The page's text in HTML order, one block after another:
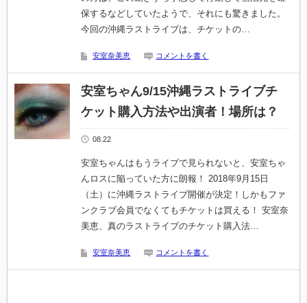
保するなどしていたようで、それにも驚きました。
今回の沖縄ラストライブは、チケットの…
安室奈美恵 コメントを書く
安室ちゃん9/15沖縄ラストライブチ
ケット購入方法や出演者！場所は？
08.22
安室ちゃんはもうライブで見られないと、安室ちゃ
んロスに陥っていた方に朗報！ 2018年9月15日
（土）に沖縄ラストライブ開催が決定！しかもファ
ンクラブ会員でなくてもチケットは買える！ 安室奈
美恵、真のラストライブのチケット購入法…
安室奈美恵 コメントを書く